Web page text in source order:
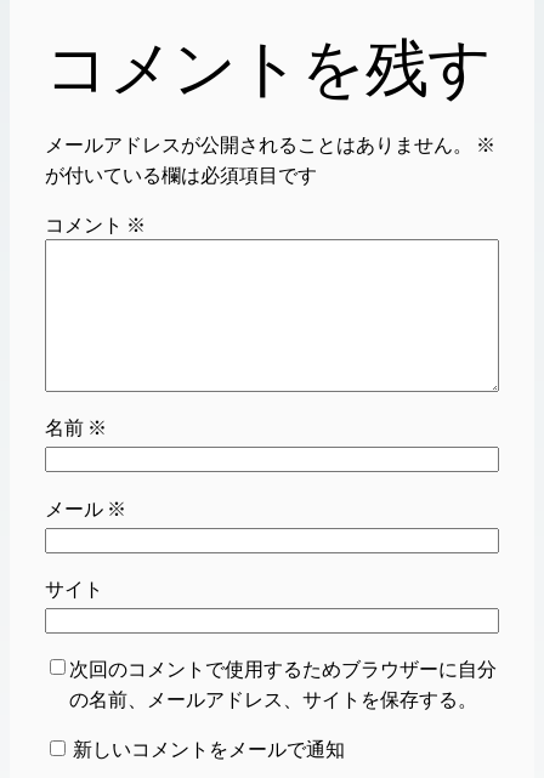
コメントを残す
メールアドレスが公開されることはありません。
※
が付いている欄は必須項目です
コメント ※
名前 ※
メール ※
サイト
次回のコメントで使用するためブラウザーに自分
の名前、メールアドレス、サイトを保存する。
新しいコメントをメールで通知